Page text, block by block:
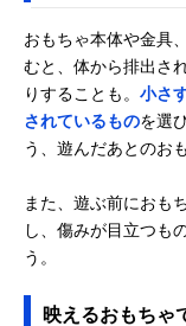
おもちゃ本体や金具
むと、体から排出さ
りすることも。 小さ
されているものを選
う、遊んだあとのお
また、遊ぶ前におも
し、傷みが目立つも
う。
映えるおもちゃ